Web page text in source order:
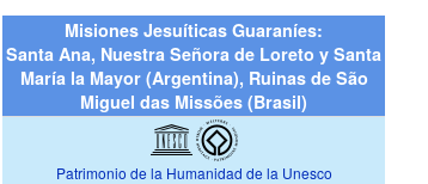
Misiones Jesuíticas Guaraníes:
Santa Ana, Nuestra Señora de Loreto y Santa
María la Mayor (Argentina), Ruinas de São
Miguel das Missões (Brasil)
Patrimonio de la Humanidad de la Unesco